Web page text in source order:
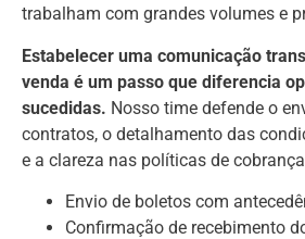
trabalham com grandes volumes e
Estabelecer uma comunicação
venda é um passo que diferencia
sucedidas. Nosso time defende o
contratos, o detalhamento das
e a clareza nas políticas de
Envio de boletos com
Confirmação de recebimento